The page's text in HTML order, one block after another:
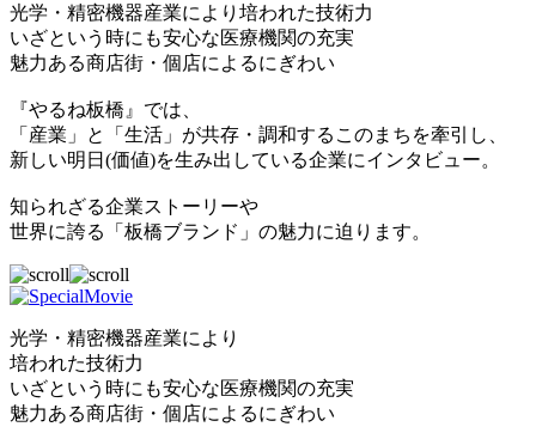
光学・精密機器産業により培われた技術力
いざという時にも安心な医療機関の充実
魅力ある商店街・個店によるにぎわい
『やるね板橋』では、
「産業」と「生活」が共存・調和するこのまちを牽引し、
新しい明日(価値)を生み出している企業にインタビュー。
知られざる企業ストーリーや
世界に誇る「板橋ブランド」の魅力に迫ります。
光学・精密機器産業により
培われた技術力
いざという時にも安心な医療機関の充実
魅力ある商店街・個店によるにぎわい